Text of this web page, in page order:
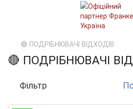
🔴 ПОДРІБНЮВАЧІ ВІДХОДІВ
🔴 ПОДРІБНЮВАЧІ
Фільтр